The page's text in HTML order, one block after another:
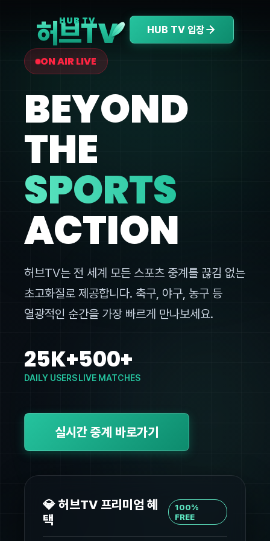
HUB TV
허브TV HUB TV 입장
ON AIR LIVE
BEYOND
THE
SPORTS
ACTION
허브TV는 전 세계 모든 스포츠 중계를 끊김 없는
초고화질로 제공합니다. 축구, 야구, 농구 등
열광적인 순간을 가장 빠르게 만나보세요.
25K+
DAILY USERS
500+
LIVE MATCHES
실시간 중계 바로가기
💎 허브TV 프리미엄 혜
택
100%
FREE